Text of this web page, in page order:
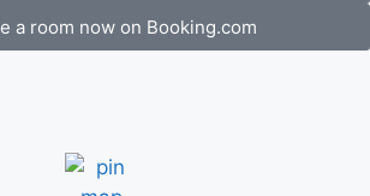
a room now on Booking.com